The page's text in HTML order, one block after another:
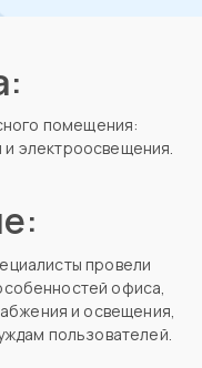
помещения:
электроосвещения.
провели
офиса,
и освещения,
пользователей.